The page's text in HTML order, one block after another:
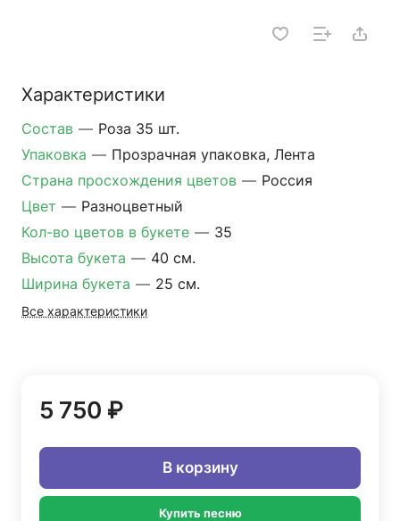
Характеристики
Состав — Роза 35 шт.
Упаковка — Прозрачная упаковка, Лента
Страна просхождения цветов — Россия
Цвет — Разноцветный
Кол-во цветов в букете — 35
Высота букета — 40 см.
Ширина букета — 25 см.
Все характеристики
5 750 ₽
В корзину
Купить песню